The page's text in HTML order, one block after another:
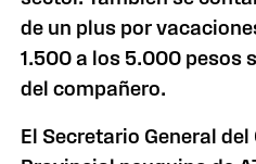
de un plus por
1.500 a los 5.000 pesos
del compañero.
El Secretario General